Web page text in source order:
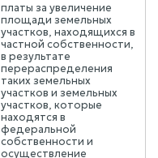
платы за увеличение
площади земельных
участков, находящихся в
частной собственности,
в результате
перераспределения
таких земельных
участков и земельных
участков, которые
находятся в
федеральной
собственности и
осуществление